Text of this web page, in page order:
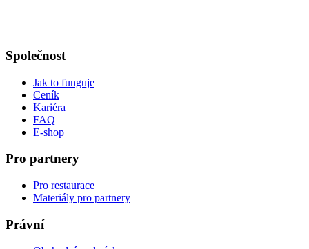
Společnost
Jak to funguje
Ceník
Kariéra
FAQ
E-shop
Pro partnery
Pro restaurace
Materiály pro partnery
Právní